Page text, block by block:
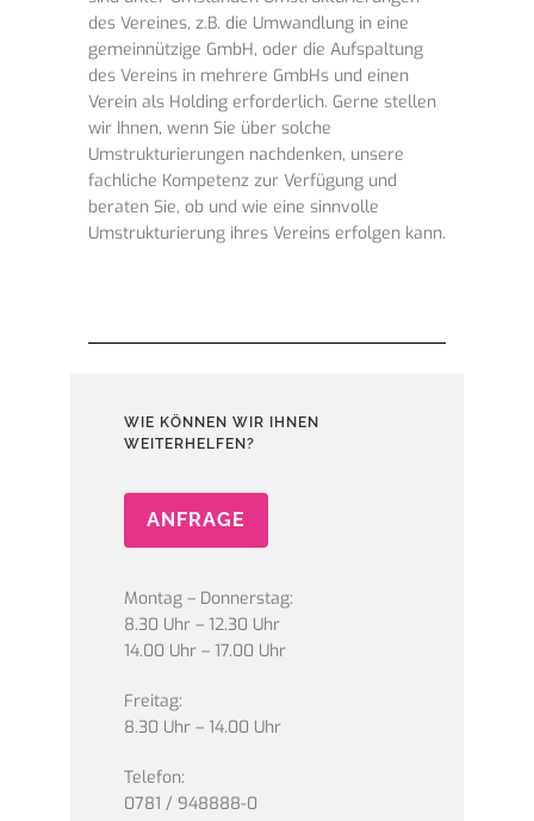
des Vereines, z.B. die Umwandlung in eine
gemeinnützige GmbH, oder die Aufspaltung
des Vereins in mehrere GmbHs und einen
Verein als Holding erforderlich. Gerne stellen
wir Ihnen, wenn Sie über solche
Umstrukturierungen nachdenken, unsere
fachliche Kompetenz zur Verfügung und
beraten Sie, ob und wie eine sinnvolle
Umstrukturierung ihres Vereins erfolgen kann.
WIE KÖNNEN WIR IHNEN
WEITERHELFEN?
ANFRAGE
Montag – Donnerstag:
8.30 Uhr – 12.30 Uhr
14.00 Uhr – 17.00 Uhr
Freitag:
8.30 Uhr – 14.00 Uhr
Telefon:
0781 / 948888-0